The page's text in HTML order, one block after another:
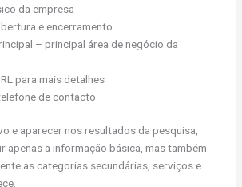
da empresa
e encerramento
– principal área de negócio da
para mais detalhes
de contacto
e aparecer nos resultados da pesquisa,
apenas a informação básica, mas também
as categorias secundárias, serviços e